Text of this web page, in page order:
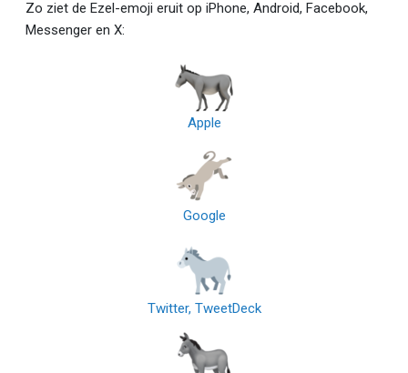
Zo ziet de Ezel-emoji eruit op iPhone, Android, Facebook,
Messenger en X:
Apple
Google
Twitter, TweetDeck